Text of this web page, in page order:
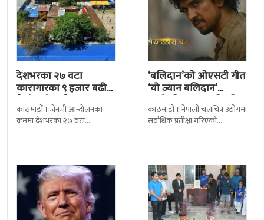
देशभरका २७ वटा
कारागारका ९ हजार बढी
कैदीबन्दी अझै फरार
काठमाडौं । जेनजी आन्दोलनका
क्रममा देशभरका २७ वटा
‘बलिदान’को ओएसटी गीत
‘यो ज्यान बलिदान’
सार्वजनिक, मातृभूमिप्रति
पुत्रको भावनात्मक…
काठमाडौं । नेपाली चलचित्र उद्योगमा
सर्वाधिक प्रतीक्षा गरिएको